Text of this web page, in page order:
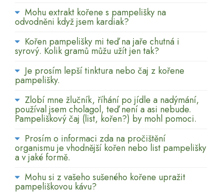
Mohu extrakt kořene s pampelišky na
odvodněni když jsem kardiak?
Kořen pampelišky mi teď na jaře chutná i
syrový. Kolik gramů můžu užít jen tak?
Je prosím lepší tinktura nebo čaj z kořene
pampelišky.
Zlobí mne žlučník, říhání po jídle a nadýmání,
používal jsem cholagol, teď není a asi nebude.
Pampeliškový čaj (list, kořen?) by mohl pomoci.
Prosím o informaci zda na pročištění
organismu je vhodnější kořen nebo list pampelišky
a v jaké formě.
Mohu si z vašeho sušeného kořene upražit
pampeliškovou kávu?